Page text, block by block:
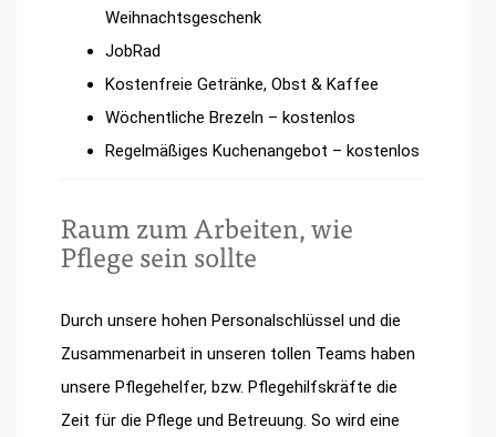
Weihnachtsgeschenk
JobRad
Kostenfreie Getränke, Obst & Kaffee
Wöchentliche Brezeln – kostenlos
Regelmäßiges Kuchenangebot – kostenlos
Raum zum Arbeiten, wie
Pflege sein sollte
Durch unsere hohen Personalschlüssel und die
Zusammenarbeit in unseren tollen Teams haben
unsere Pflegehelfer, bzw. Pflegehilfskräfte die
Zeit für die Pflege und Betreuung. So wird eine